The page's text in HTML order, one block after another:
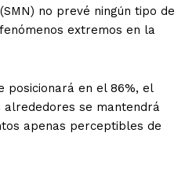
no prevé ningún tipo de
extremos en la
posicionará en el 86%, el
alrededores se mantendrá
apenas perceptibles de